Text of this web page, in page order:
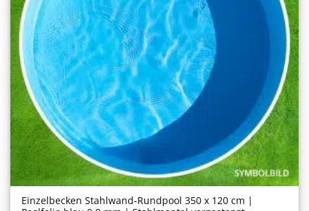
Einzelbecken Stahl­wand-Rundpool 350 x 120 cm |